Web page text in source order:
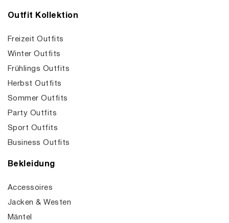
Outfit Kollektion
Freizeit Outfits
Winter Outfits
Frühlings Outfits
Herbst Outfits
Sommer Outfits
Party Outfits
Sport Outfits
Business Outfits
Bekleidung
Accessoires
Jacken & Westen
Mäntel